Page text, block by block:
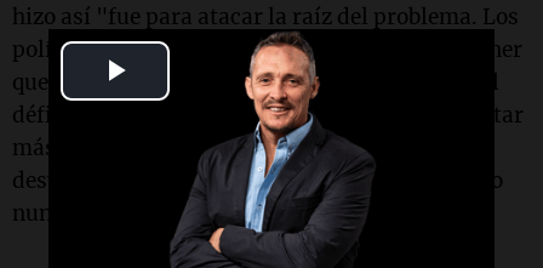
hizo así "fue para atacar la raíz del problema. Los
políticos siempre tuvieron la excusa para no tener
que sincerar que el problema real siempre fue el
déficit fiscal. Los políticos siempre quieren gastar
más de lo que recaudan. Entonces siempre se
desvió la atención hacia las consecuencias, pero
nunca hacia las causas".